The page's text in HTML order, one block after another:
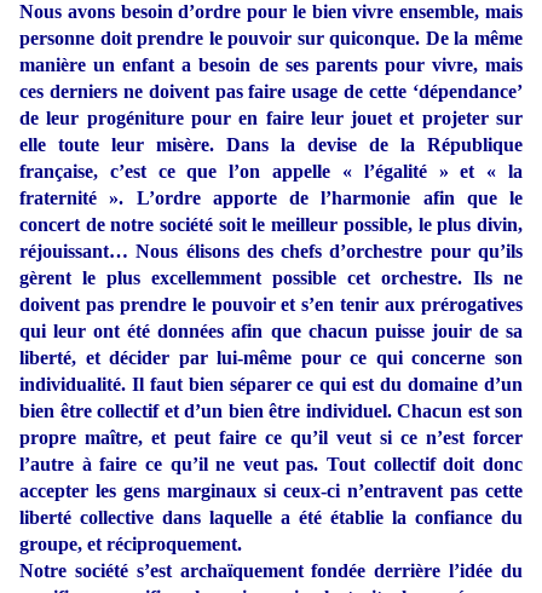
Nous avons besoin d’ordre pour le bien vivre ensemble, mais
personne doit prendre le pouvoir sur quiconque. De la même
manière un enfant a besoin de ses parents pour vivre, mais
ces derniers ne doivent pas faire usage de cette ‘dépendance’
de leur progéniture pour en faire leur jouet et projeter sur
elle toute leur misère. Dans la devise de la République
française, c’est ce que l’on appelle « l’égalité » et « la
fraternité ». L’ordre apporte de l’harmonie afin que le
concert de notre société soit le meilleur possible, le plus divin,
réjouissant… Nous élisons des chefs d’orchestre pour qu’ils
gèrent le plus excellemment possible cet orchestre. Ils ne
doivent pas prendre le pouvoir et s’en tenir aux prérogatives
qui leur ont été données afin que chacun puisse jouir de sa
liberté, et décider par lui-même pour ce qui concerne son
individualité. Il faut bien séparer ce qui est du domaine d’un
bien être collectif et d’un bien être individuel. Chacun est son
propre maître, et peut faire ce qu’il veut si ce n’est forcer
l’autre à faire ce qu’il ne veut pas. Tout collectif doit donc
accepter les gens marginaux si ceux-ci n’entravent pas cette
liberté collective dans laquelle a été établie la confiance du
groupe, et réciproquement.
Notre société s’est archaïquement fondée derrière l’idée du